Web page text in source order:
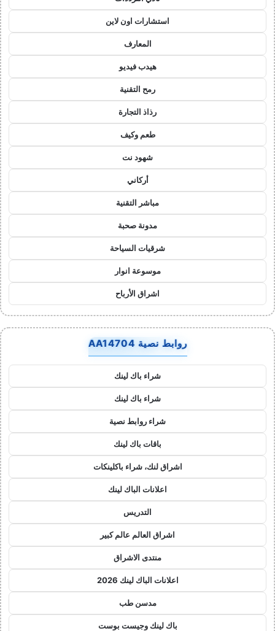
استشارات اون لاين
المعارف
هيدب فيديو
رمح التقنية
رذاذ التجارة
طعم وكيف
شهود نت
أركاني
مباشر التقنية
مدونة صحبة
شرقيات السياحة
موسوعة انوار
اشراق الأرباح
روابط نصية AA14704
شراء باك لينك
شراء باك لينك
شراء روابط نصية
باقات باك لينك
اشراق لنك، شراء باكلينكات
اعلانات الباك لينك
التدريس
اشراق العالم عالم كبير
منتدى الاشراق
اعلانات الباك لينك 2026
مدسن طب
باك لينك وجيست بوست